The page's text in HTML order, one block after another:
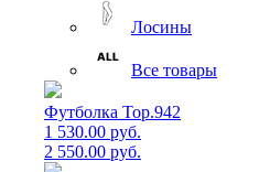
Лосины
Все товары
Футболка Top.942
1 530.00 руб.
2 550.00 руб.